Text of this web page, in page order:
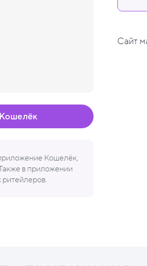
Кошелёк,
в приложении
ритейлеров.
Сайт